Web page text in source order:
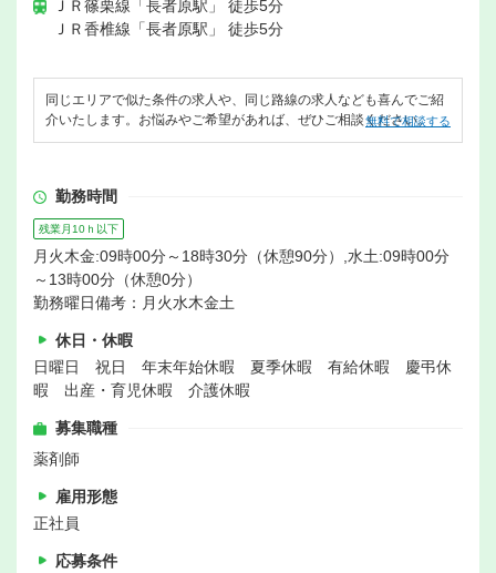
ＪＲ篠栗線「長者原駅」 徒歩5分
ＪＲ香椎線「長者原駅」 徒歩5分
同じエリアで似た条件の求人や、同じ路線の求人なども喜んでご紹
介いたします。お悩みやご希望があれば、ぜひご相談ください。
無料で相談する
勤務時間
残業月10ｈ以下
月火木金:09時00分～18時30分（休憩90分）,水土:09時00分
～13時00分（休憩0分）
勤務曜日備考：月火水木金土
休日・休暇
日曜日 祝日 年末年始休暇 夏季休暇 有給休暇 慶弔休
暇 出産・育児休暇 介護休暇
募集職種
薬剤師
雇用形態
正社員
応募条件